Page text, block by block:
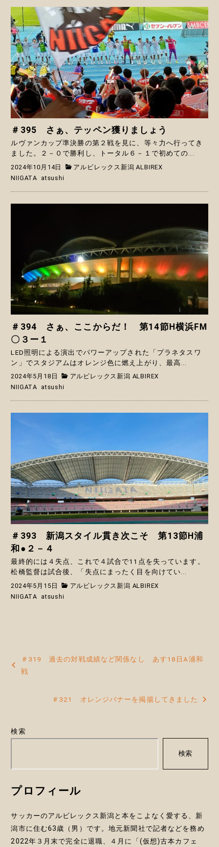
＃395 さぁ、テッペン獲りましょう
ルヴァンカップ準決勝の第２戦を見に、等々力へ行ってき
ました。２－０で勝利し、トータル６－１で初めての...
2024年10月14日
アルビレックス新潟 ALBIREX
NIIGATA
atsushi
＃394 さぁ、ここからだ！ 第14節H横浜FM
〇３ー１
LED照明による演出でパワーアップされた「プラネタスワ
ン」でスタジアムはオレンジ色に燃え上がり、最高...
2024年5月18日
アルビレックス新潟 ALBIREX
NIIGATA
atsushi
＃393 新潟スタイル貫き次こそ 第13節H浦
和●２－４
最終的には４失点、これで４試合で11点を失っています。
松橋監督は試合後、「失点にまったく目を向けてい...
2024年5月15日
アルビレックス新潟 ALBIREX
NIIGATA
atsushi
稿
ゲ
ン
＃319 過去の対戦成績など関係なし あす18日A浦和
戦
＃321 オレンジバナーを掲揚してきました
検索
検索
プロフィール
サッカーのアルビレックス新潟と本をこよなく愛する、新
潟市に住む63歳（男）です。地元新聞社で記者などを務め
2022年３月末で完全に退職、４月に「(仮想)古本カフェ